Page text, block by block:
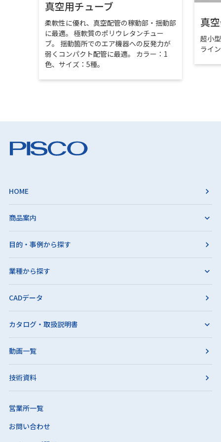
真空用チューブ
柔軟性に優れ、真空配管の稼動部・揺動部
に最適。 極軟質のポリウレタンチュー
ブ。 揺動箇所でのエア機器への反発力が
弱くコンパクト配管に最適。 カラー：1
色、サイズ：5種。
真
超小
ライ
HOME
商品案内
目的・事例から探す
業種から探す
CADデータ
カタログ・取扱説明書
動画一覧
技術資料
営業所一覧
お問い合わせ